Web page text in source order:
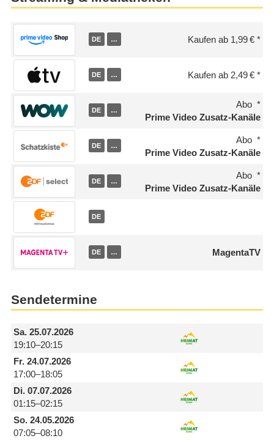
DE … Kaufen ab 1,99 €
DE … Kaufen ab 2,49 €
DE …
Abo
Prime Video Zusatz-Kanäle
DE …
Abo
Prime Video Zusatz-Kanäle
DE …
Abo
Prime Video Zusatz-Kanäle
DE
DE … MagentaTV
Sendetermine
Sa.25.07.2026
19:10–20:15
Fr.24.07.2026
17:00–18:05
Di.07.07.2026
01:15–02:15
So.24.05.2026
07:05–08:10